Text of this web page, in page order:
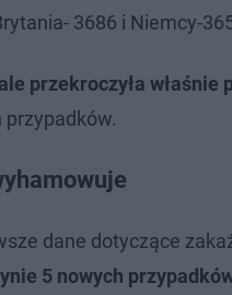
3686 i Niemcy-
przekroczyła właśnie
dane dotyczące
5 nowych